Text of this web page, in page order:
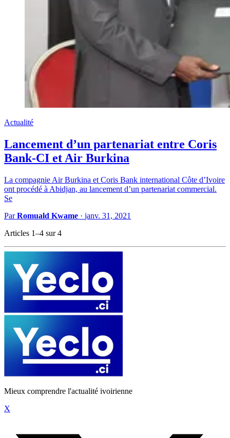
Actualité
Lancement d’un partenariat entre Coris
Bank-CI et Air Burkina
La compagnie Air Burkina et Coris Bank international Côte d’Ivoire
ont procédé à Abidjan, au lancement d’un partenariat commercial.
Se
ParRomuald Kwame · janv. 31, 2021
Articles 1–4 sur 4
Mieux comprendre l'actualité ivoirienne
X